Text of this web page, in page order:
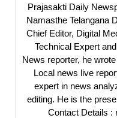
Prajasakti Daily
Namasthe Telangana
Chief Editor, Digital
Technical Expert
News reporter, he
Local news live
expert in news
editing. He is the
Contact Details :